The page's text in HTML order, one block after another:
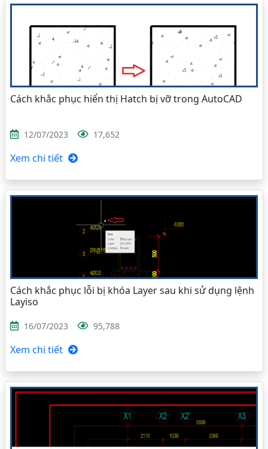
Cách khắc phục hiển thị Hatch bị vỡ trong AutoCAD
12/07/2023 17,652
Xem chi tiết
Cách khắc phục lỗi bị khóa Layer sau khi sử dụng lệnh
Layiso
16/07/2023 95,788
Xem chi tiết